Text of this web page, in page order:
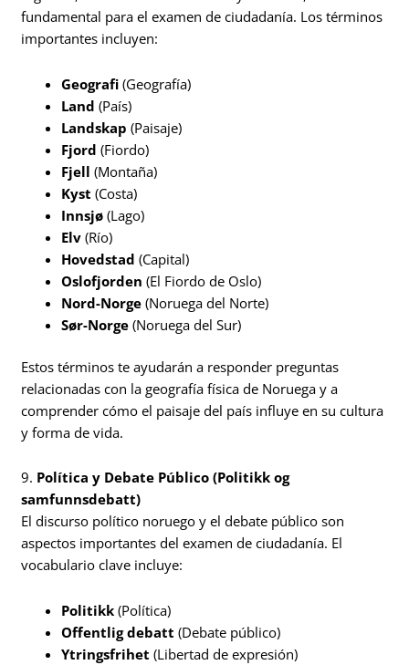
fundamental para el examen de ciudadanía. Los términos
importantes incluyen:
Geografi (Geografía)
Land (País)
Landskap (Paisaje)
Fjord (Fiordo)
Fjell (Montaña)
Kyst (Costa)
Innsjø (Lago)
Elv (Río)
Hovedstad (Capital)
Oslofjorden (El Fiordo de Oslo)
Nord-Norge (Noruega del Norte)
Sør-Norge (Noruega del Sur)
Estos términos te ayudarán a responder preguntas
relacionadas con la geografía física de Noruega y a
comprender cómo el paisaje del país influye en su cultura
y forma de vida.
9. Política y Debate Público (Politikk og
samfunnsdebatt)
El discurso político noruego y el debate público son
aspectos importantes del examen de ciudadanía. El
vocabulario clave incluye:
Politikk (Política)
Offentlig debatt (Debate público)
Ytringsfrihet (Libertad de expresión)